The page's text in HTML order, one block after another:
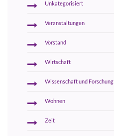
Unkategorisiert
Veranstaltungen
Vorstand
Wirtschaft
Wissenschaft und Forschung
Wohnen
Zeit